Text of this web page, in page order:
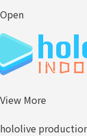
Open
View More
hololive